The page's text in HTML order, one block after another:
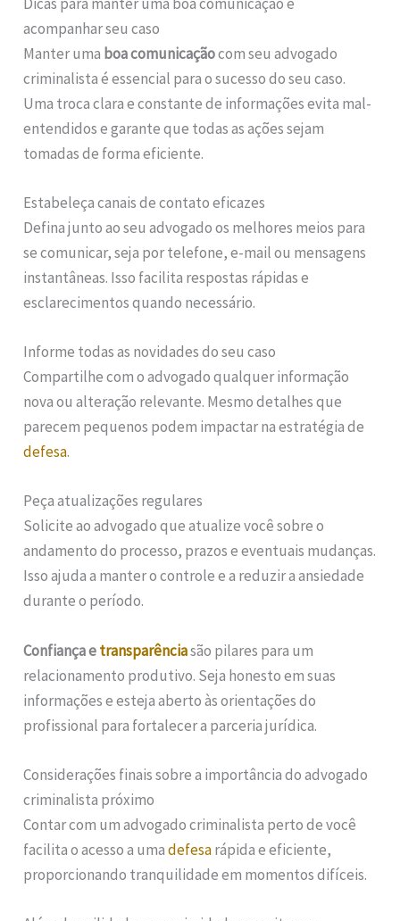
acompanhar seu caso
Manter uma boa comunicaçãocom seu advogado
criminalista é essencial para o sucesso do seu caso.
Uma troca clara e constante de informações evita mal-
entendidos e garante que todas as ações sejam
tomadas de forma eficiente.
Estabeleça canais de contato eficazes
Defina junto ao seu advogado os melhores meios para
se comunicar, seja por telefone, e-mail ou mensagens
instantâneas. Isso facilita respostas rápidas e
esclarecimentos quando necessário.
Informe todas as novidades do seu caso
Compartilhe com o advogado qualquer informação
nova ou alteração relevante. Mesmo detalhes que
parecem pequenos podem impactar na estratégia de
defesa.
Peça atualizações regulares
Solicite ao advogado que atualize você sobre o
andamento do processo, prazos e eventuais mudanças.
Isso ajuda a manter o controle e a reduzir a ansiedade
durante o período.
Confiança etransparênciasão pilares para um
relacionamento produtivo. Seja honesto em suas
informações e esteja aberto às orientações do
profissional para fortalecer a parceria jurídica.
Considerações finais sobre a importância do advogado
criminalista próximo
Contar com um advogado criminalista perto de você
facilita o acesso a umadefesarápida e eficiente,
proporcionando tranquilidade em momentos difíceis.